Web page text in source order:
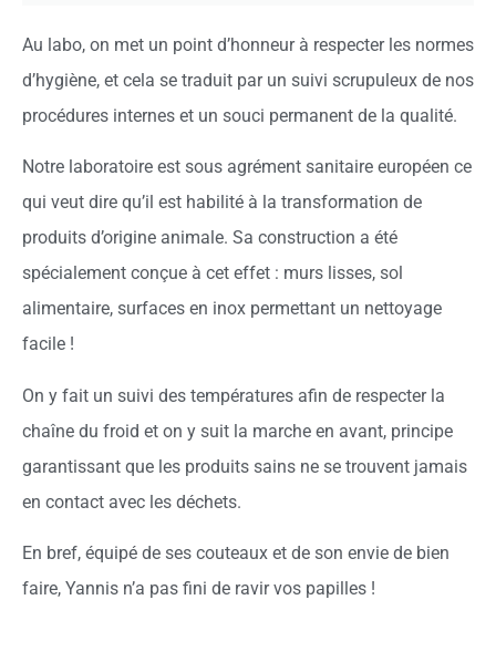
Au labo, on met un point d’honneur à respecter les normes
d’hygiène, et cela se traduit par un suivi scrupuleux de nos
procédures internes et un souci permanent de la qualité.
Notre laboratoire est sous agrément sanitaire européen ce
qui veut dire qu’il est habilité à la transformation de
produits d’origine animale. Sa construction a été
spécialement conçue à cet effet : murs lisses, sol
alimentaire, surfaces en inox permettant un nettoyage
facile !
On y fait un suivi des températures afin de respecter la
chaîne du froid et on y suit la marche en avant, principe
garantissant que les produits sains ne se trouvent jamais
en contact avec les déchets.
En bref, équipé de ses couteaux et de son envie de bien
faire, Yannis n’a pas fini de ravir vos papilles !